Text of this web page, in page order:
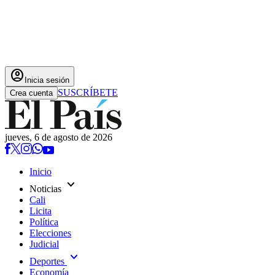
account_circle Inicia sesión
Crea cuenta SUSCRÍBETE
jueves, 6 de agosto de 2026
Inicio
Noticias expand_more
Cali
Licita
Política
Elecciones
Judicial
Deportes expand_more
Economía